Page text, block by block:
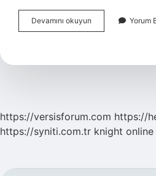
Devamını okuyun
Şengün
Yok
Yorum
https://versisforum.com https://
https://syniti.com.tr knight online